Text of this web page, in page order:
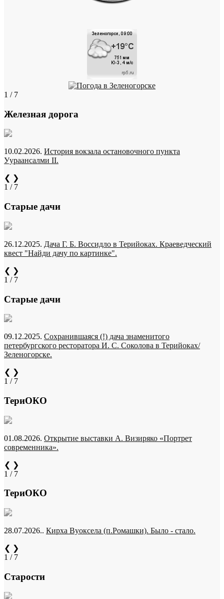
1 / 7
Железная дорога
10.02.2026. История вокзала остановочного пункта
Уураансалми II.
❮ ❯
1 / 7
Старые дачи
26.12.2025. Дача Г. Б. Воссидло в Терийоках. Краеведческий
квест "Найди дачу по картинке".
❮ ❯
1 / 7
Старые дачи
09.12.2025. Сохранившаяся (!) дача знаменитого
петербургского ресторатора И. С. Соколова в Терийоках/
Зеленогорске.
❮ ❯
1 / 7
ТериОКО
01.08.2026. Открытие выставки А. Визиряко «Портрет
современника».
❮ ❯
1 / 7
ТериОКО
28.07.2026.. Кирха Вуоксела (п.Ромашки). Было - стало.
❮ ❯
1 / 7
Старости